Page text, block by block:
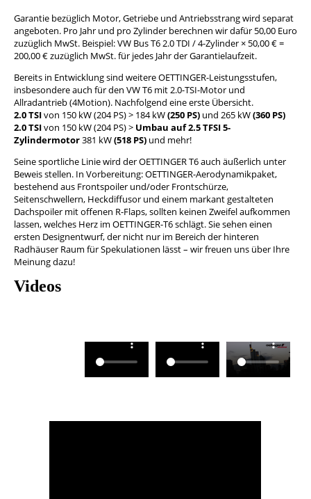
Garantie bezüglich Motor, Getriebe und Antriebsstrang wird separat
angeboten. Pro Jahr und pro Zylinder berechnen wir dafür 50,00 Euro
zuzüglich MwSt. Beispiel: VW Bus T6 2.0 TDI / 4-Zylinder × 50,00 € =
200,00 € zuzüglich MwSt. für jedes Jahr der Garantielaufzeit.
Bereits in Entwicklung sind weitere OETTINGER-Leistungsstufen,
insbesondere auch für den VW T6 mit 2.0-TSI-Motor und
Allradantrieb (4Motion). Nachfolgend eine erste Übersicht.
2.0 TSIvon 150 kW (204 PS) > 184 kW(250 PS) und 265 kW(360 PS)
2.0 TSIvon 150 kW (204 PS) > Umbau auf 2.5 TFSI 5-
Zylindermotor381 kW(518 PS) und mehr!
Seine sportliche Linie wird der OETTINGER T6 auch äußerlich unter
Beweis stellen. In Vorbereitung: OETTINGER-Aerodynamikpaket,
bestehend aus Frontspoiler und/oder Frontschürze,
Seitenschwellern, Heckdiffusor und einem markant gestalteten
Dachspoiler mit offenen R-Flaps, sollten keinen Zweifel aufkommen
lassen, welches Herz im OETTINGER-T6 schlägt. Sie sehen einen
ersten Designentwurf, der nicht nur im Bereich der hinteren
Radhäuser Raum für Spekulationen lässt – wir freuen uns über Ihre
Meinung dazu!
Videos